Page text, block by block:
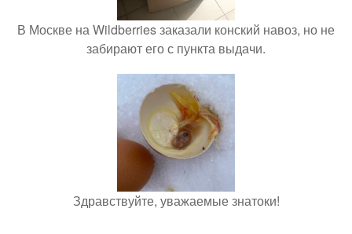
В Москве на Wildberries заказали конский навоз, но не
забирают его с пункта выдачи.
Здравствуйте, уважаемые знатоки!